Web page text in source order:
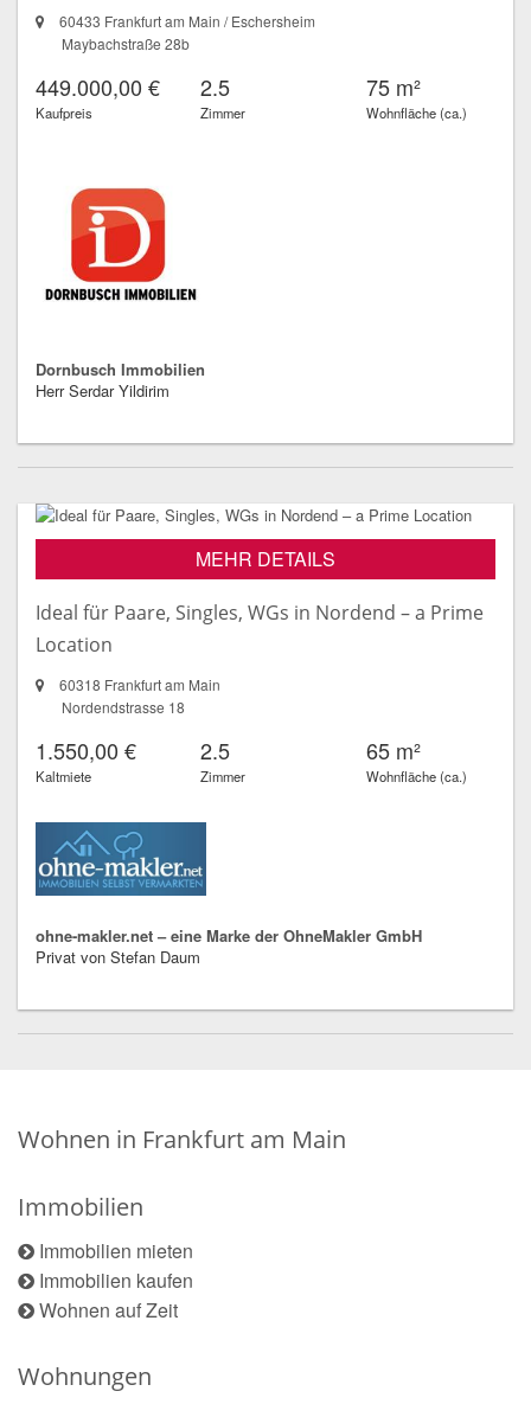
60433 Frankfurt am Main / Eschersheim
Maybachstraße 28b
449.000,00 €
Kaufpreis
2.5
Zimmer
75 m²
Wohnfläche (ca.)
Dornbusch Immobilien
Herr Serdar Yildirim
MEHR DETAILS
Ideal für Paare, Singles, WGs in Nordend – a Prime
Location
60318 Frankfurt am Main
Nordendstrasse 18
1.550,00 €
Kaltmiete
2.5
Zimmer
65 m²
Wohnfläche (ca.)
ohne-makler.net – eine Marke der OhneMakler GmbH
Privat von Stefan Daum
Wohnen in Frankfurt am Main
Immobilien
Immobilien mieten
Immobilien kaufen
Wohnen auf Zeit
Wohnungen